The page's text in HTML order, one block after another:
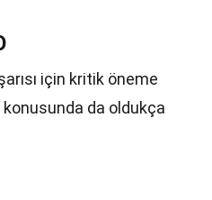
için kritik öneme
konusunda da oldukça